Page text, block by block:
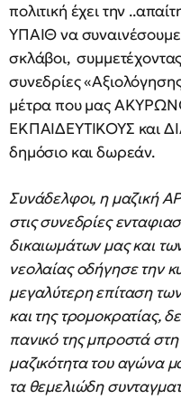
πολιτική έχει την
ΥΠΑΙΘ να
σκλάβοι,
συνεδρίες
μέτρα που μας
ΕΚΠΑΙΔΕΥΤΙΚΟΥΣ και
δημόσιο και δωρεάν.
Συνάδελφοι, η
στις συνεδρίες
δικαιωμάτων μας και
νεολαίας οδήγησε την
μεγαλύτερη επίταση
και της τρομοκρατίας,
πανικό της μπροστά
μαζικότητα του αγώνα
τα θεμελιώδη